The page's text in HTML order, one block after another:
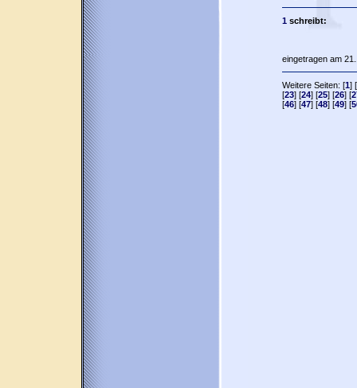
1schreibt:
eingetragen am
Weitere Seiten: [1] [
[23] [24] [25] [26] [
[46] [47] [48] [49] [